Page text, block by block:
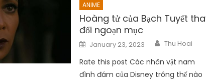
ANIME
Hoàng tử của Bạch Tuyết
đổi ngoạn mục
Posted
on
January 23, 2023 Author
Thu Hoai
Rate this post Các nhân vật nam
đình đám của Disney trông thế nào